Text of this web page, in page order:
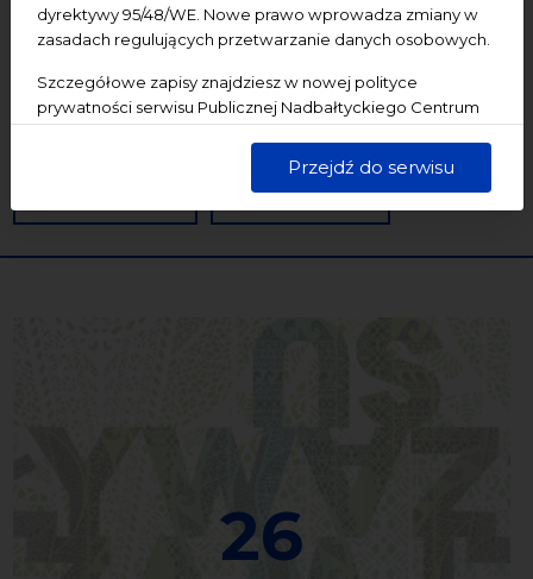
dyrektywy 95/48/WE. Nowe prawo wprowadza zmiany w
zasadach regulujących przetwarzanie danych osobowych.
Szczegółowe zapisy znajdziesz w nowej polityce
prywatności serwisu Publicznej Nadbałtyckiego Centrum
dane są przetwarzane w sposób bezpieczny, z należytą
starannością i zgodnie z obowiązującymi przepisami.
Przejdź do serwisu
Termin:
Następny tydzień Następny miesiąc
SZUKAJ
26